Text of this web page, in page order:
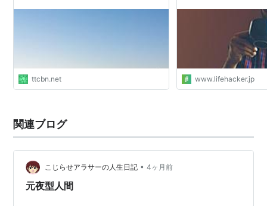
ttcbn.net www.lifehacker.jp
関連ブログ
こじらせアラサーの人生日記 • 4ヶ月前
元夜型人間